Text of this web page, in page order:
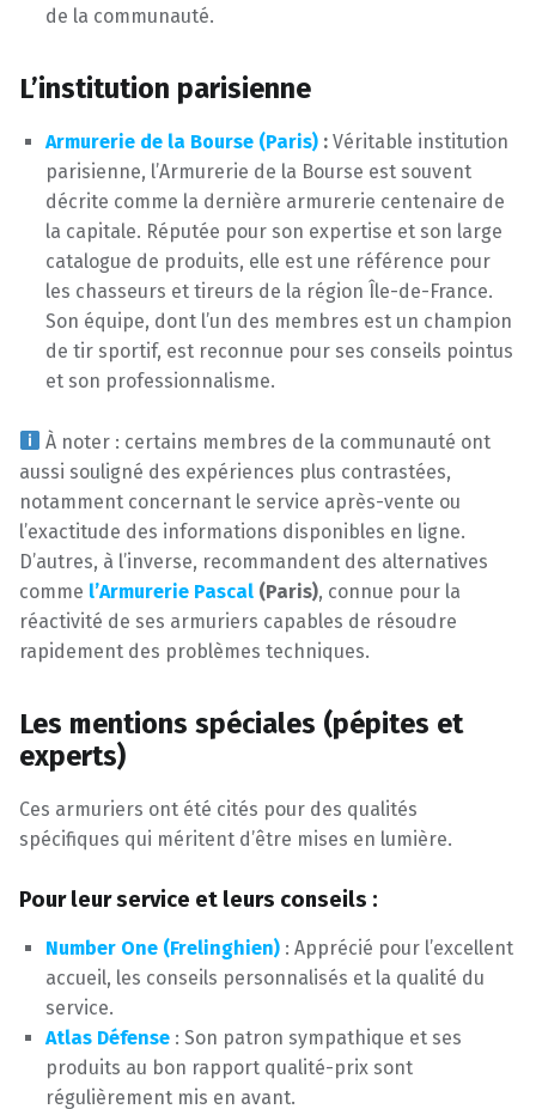
de la communauté.
L’institution parisienne
Armurerie de la Bourse (Paris) : Véritable institution
parisienne, l’Armurerie de la Bourse est souvent
décrite comme la dernière armurerie centenaire de
la capitale. Réputée pour son expertise et son large
catalogue de produits, elle est une référence pour
les chasseurs et tireurs de la région Île-de-France.
Son équipe, dont l’un des membres est un champion
de tir sportif, est reconnue pour ses conseils pointus
et son professionnalisme.
À noter : certains membres de la communauté ont
aussi souligné des expériences plus contrastées,
notamment concernant le service après-vente ou
l’exactitude des informations disponibles en ligne.
D’autres, à l’inverse, recommandent des alternatives
comme l’Armurerie Pascal (Paris), connue pour la
réactivité de ses armuriers capables de résoudre
rapidement des problèmes techniques.
Les mentions spéciales (pépites et
experts)
Ces armuriers ont été cités pour des qualités
spécifiques qui méritent d’être mises en lumière.
Pour leur service et leurs conseils :
Number One (Frelinghien) : Apprécié pour l’excellent
accueil, les conseils personnalisés et la qualité du
service.
Atlas Défense : Son patron sympathique et ses
produits au bon rapport qualité-prix sont
régulièrement mis en avant.